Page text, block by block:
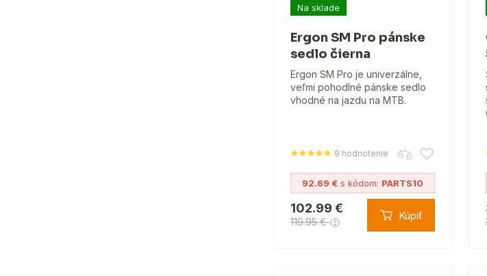
Na sklade
Ergon SM Pro pánske
sedlo čierna
Ergon SM Pro je univerzálne,
veľmi pohodlné pánske sedlo
vhodné na jazdu na MTB.
9 hodnotenie
92.69 €s kódom: PARTS10
102.99 €
119.95 € Kúpiť